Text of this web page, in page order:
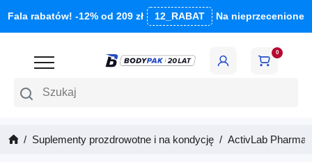
Fala rabatów! -12% od 209 zł 12_RABAT Na nieprzecenione
Szukaj
0
Suplementy prozdrowotne i na kondycję ActivLab Pharma